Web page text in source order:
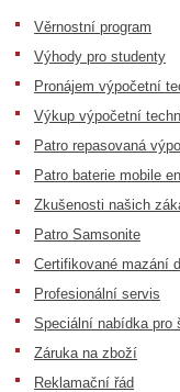
Věrnostní program
Výhody pro studenty
Pronájem výpočetní
Výkup výpočetní
Patro repasovaná
Patro baterie mobile
Zkušenosti našich
Patro Samsonite
Certifikované mazání
Profesionální servis
Speciální nabídka pro
Záruka na zboží
Reklamační řád